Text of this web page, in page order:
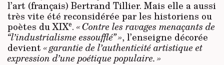
l’art (français) Bertrand Tillier. Mais elle a aussi
très vite été reconsidérée par les historiens ou
poètes du XIXe. « Contre les ravages menaçants de
“l’industrialisme essoufflé” », l’enseigne décorée
devient « garantie de l’authenticité artistique et
expression d’une poétique populaire. »